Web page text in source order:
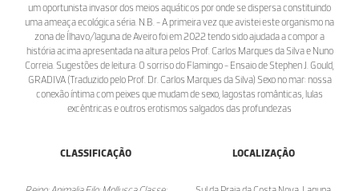
um oportunista invasor dos meios aquáticos por onde se dispersa constituindo
uma ameaça ecológica séria. N.B. - A primeira vez que avistei este organismo na
zona de Ílhavo/laguna de Aveiro foi em 2022 tendo sido ajudada a compor a
história acima apresentada na altura pelos Prof. Carlos Marques da Silva e Nuno
Correia. Sugestões de leitura: O sorriso do Flamingo - Ensaio de Stephen J. Gould,
GRADIVA (Traduzido pelo Prof. Dr. Carlos Marques da Silva) Sexo no mar: nossa
conexão íntima com peixes que mudam de sexo, lagostas românticas, lulas
excêntricas e outros erotismos salgados das profundezas
CLASSIFICAÇÃO LOCALIZAÇÃO